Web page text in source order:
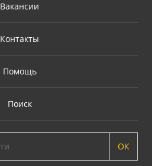
Вакансии
Контакты
Помощь
Поиск
ОК